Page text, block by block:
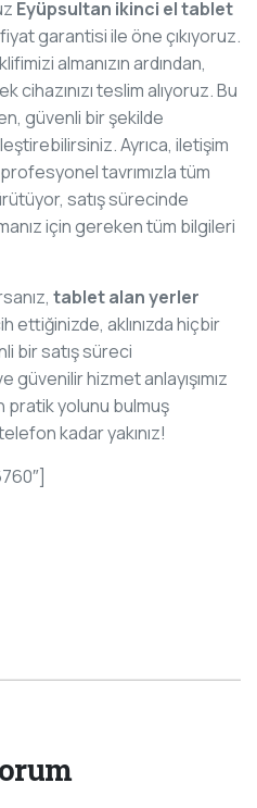
Eyüpsultan ikinci el tablet
garantisi ile öne çıkıyoruz.
almanızın ardından,
teslim alıyoruz. Bu
güvenli bir şekilde
Ayrıca, iletişim
tavrımızla tüm
satış sürecinde
için gereken tüm bilgileri
tablet alan yerler
ettiğinizde, aklınızda hiçbir
bir satış süreci
güvenilir hizmet anlayışımız
pratik yolunu bulmuş
kadar yakınız!